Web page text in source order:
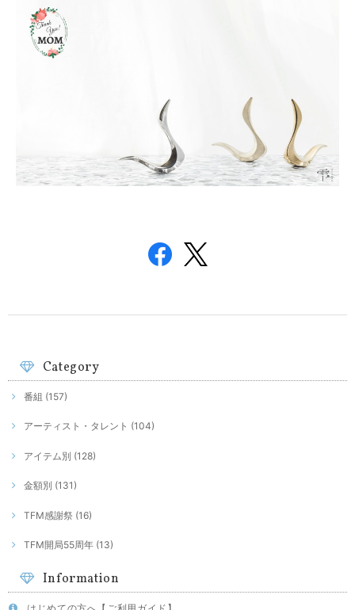
Category
番組 (157)
アーティスト・タレント (104)
アイテム別 (128)
金額別 (131)
TFM感謝祭 (16)
TFM開局55周年 (13)
Information